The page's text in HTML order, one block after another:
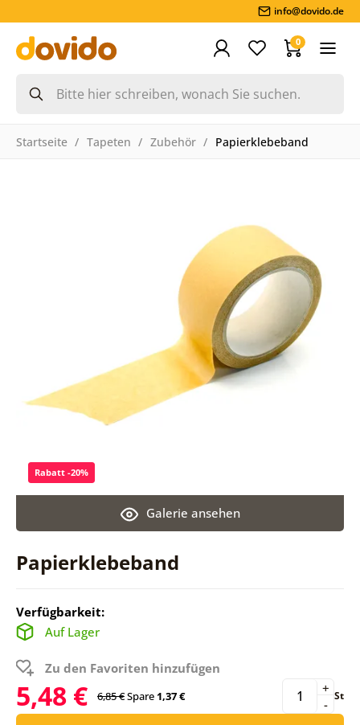
info@dovido.de
0
Startseite Tapeten Zubehör Papierklebeband
Papierklebeband
Galerie ansehen
Rabatt -20%
Verfügbarkeit:
Auf Lager
Zu den Favoriten hinzufügen
5,48 € 6,85 €Spare1,37 € -
+ St